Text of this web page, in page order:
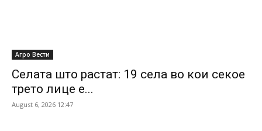
Агро Вести
Селата што растат: 19 села во кои секое
трето лице е...
August 6, 2026 12:47